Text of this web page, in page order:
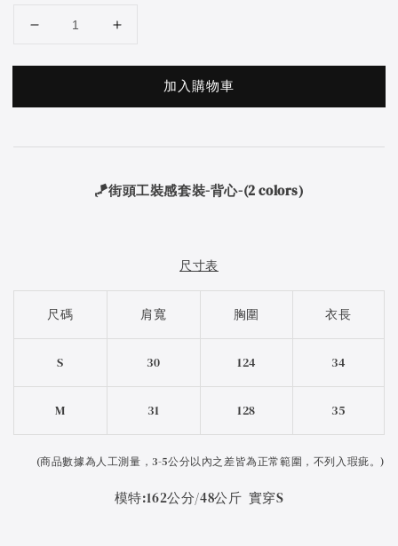
加入購物車
🪁街頭工裝感套裝-背心-(2 colors)
尺寸表
尺碼 肩寬 胸圍 衣長
S 30 124 34
M 31 128 35
(商品數據為人工測量，3-5公分以內之差皆為正常範圍，不列入瑕疵。)
模特:162公分/48公斤 實穿S